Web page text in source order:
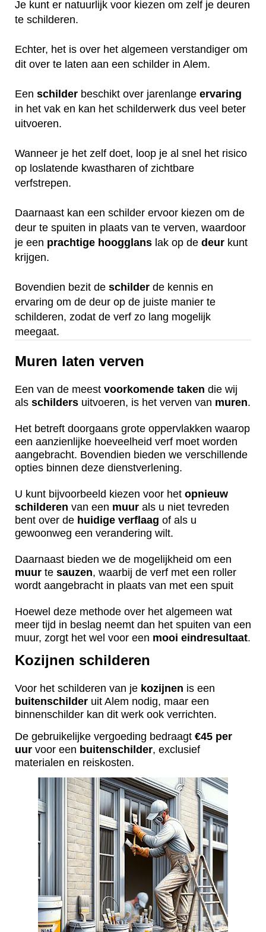
Je kunt er natuurlijk voor kiezen om zelf je deuren
te schilderen.
Echter, het is over het algemeen verstandiger om
dit over te laten aan een schilder in Alem.
Een schilder beschikt over jarenlange ervaring
in het vak en kan het schilderwerk dus veel beter
uitvoeren.
Wanneer je het zelf doet, loop je al snel het risico
op loslatende kwastharen of zichtbare
verfstrepen.
Daarnaast kan een schilder ervoor kiezen om de
deur te spuiten in plaats van te verven, waardoor
je een prachtige hoogglans lak op de deur kunt
krijgen.
Bovendien bezit de schilder de kennis en
ervaring om de deur op de juiste manier te
schilderen, zodat de verf zo lang mogelijk
meegaat.
Muren laten verven
Een van de meest voorkomende taken die wij
als schilders uitvoeren, is het verven van muren.
Het betreft doorgaans grote oppervlakken waarop
een aanzienlijke hoeveelheid verf moet worden
aangebracht. Bovendien bieden we verschillende
opties binnen deze dienstverlening.
U kunt bijvoorbeeld kiezen voor het opnieuw
schilderen van een muur als u niet tevreden
bent over de huidige verflaag of als u
gewoonweg een verandering wilt.
Daarnaast bieden we de mogelijkheid om een
muur te sauzen, waarbij de verf met een roller
wordt aangebracht in plaats van met een spuit
Hoewel deze methode over het algemeen wat
meer tijd in beslag neemt dan het spuiten van een
muur, zorgt het wel voor een mooi eindresultaat.
Kozijnen schilderen
Voor het schilderen van je kozijnen is een
buitenschilder uit Alem nodig, maar een
binnenschilder kan dit werk ook verrichten.
De gebruikelijke vergoeding bedraagt €45 per
uur voor een buitenschilder, exclusief
materialen en reiskosten.